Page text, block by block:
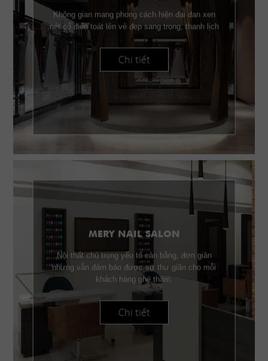
Không gian mang phong cách hiện đại đan xen
nét cổ điển toát lên vẻ đẹp sang trọng, thanh lịch
Chi tiết
MERY NAIL SALON
Nội thất chú trọng yếu tố cân bằng, đơn giản
nhưng vẫn đảm bảo được sự thư giãn cho mỗi
khách hàng ghé thăm.
Chi tiết